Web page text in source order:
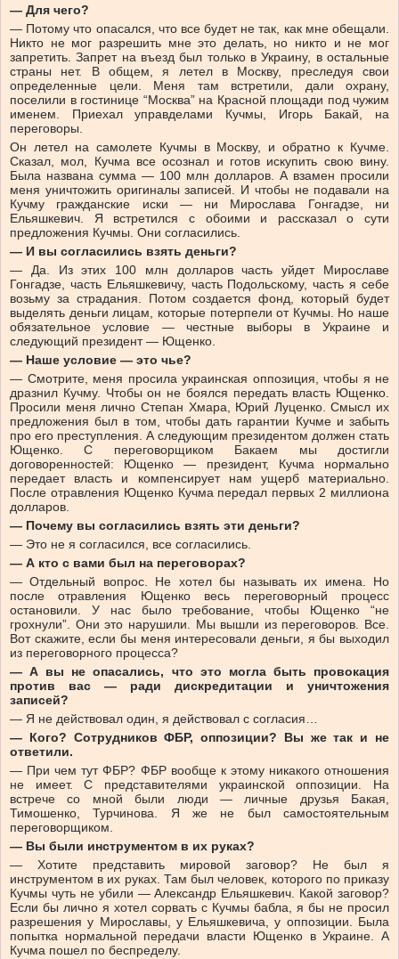
— Для чего?
— Потому что опасался, что все будет не так, как мне обещали.
Никто не мог разрешить мне это делать, но никто и не мог
запретить. Запрет на въезд был только в Украину, в остальные
страны нет. В общем, я летел в Москву, преследуя свои
определенные цели. Меня там встретили, дали охрану,
поселили в гостинице “Москва” на Красной площади под чужим
именем. Приехал управделами Кучмы, Игорь Бакай, на
переговоры.
Он летел на самолете Кучмы в Москву, и обратно к Кучме.
Сказал, мол, Кучма все осознал и готов искупить свою вину.
Была названа сумма — 100 млн долларов. А взамен просили
меня уничтожить оригиналы записей. И чтобы не подавали на
Кучму гражданские иски — ни Мирослава Гонгадзе, ни
Ельяшкевич. Я встретился с обоими и рассказал о сути
предложения Кучмы. Они согласились.
— И вы согласились взять деньги?
— Да. Из этих 100 млн долларов часть уйдет Мирославе
Гонгадзе, часть Ельяшкевичу, часть Подольскому, часть я себе
возьму за страдания. Потом создается фонд, который будет
выделять деньги лицам, которые потерпели от Кучмы. Но наше
обязательное условие — честные выборы в Украине и
следующий президент — Ющенко.
— Наше условие — это чье?
— Смотрите, меня просила украинская оппозиция, чтобы я не
дразнил Кучму. Чтобы он не боялся передать власть Ющенко.
Просили меня лично Степан Хмара, Юрий Луценко. Смысл их
предложения был в том, чтобы дать гарантии Кучме и забыть
про его преступления. А следующим президентом должен стать
Ющенко. С переговорщиком Бакаем мы достигли
договоренностей: Ющенко — президент, Кучма нормально
передает власть и компенсирует нам ущерб материально.
После отравления Ющенко Кучма передал первых 2 миллиона
долларов.
— Почему вы согласились взять эти деньги?
— Это не я согласился, все согласились.
— А кто с вами был на переговорах?
— Отдельный вопрос. Не хотел бы называть их имена. Но
после отравления Ющенко весь переговорный процесс
остановили. У нас было требование, чтобы Ющенко “не
грохнули”. Они это нарушили. Мы вышли из переговоров. Все.
Вот скажите, если бы меня интересовали деньги, я бы выходил
из переговорного процесса?
— А вы не опасались, что это могла быть провокация
против вас — ради дискредитации и уничтожения
записей?
— Я не действовал один, я действовал с согласия…
— Кого? Сотрудников ФБР, оппозиции? Вы же так и не
ответили.
— При чем тут ФБР? ФБР вообще к этому никакого отношения
не имеет. С представителями украинской оппозиции. На
встрече со мной были люди — личные друзья Бакая,
Тимошенко, Турчинова. Я же не был самостоятельным
переговорщиком.
— Вы были инструментом в их руках?
— Хотите представить мировой заговор? Не был я
инструментом в их руках. Там был человек, которого по приказу
Кучмы чуть не убили — Александр Ельяшкевич. Какой заговор?
Если бы лично я хотел сорвать с Кучмы бабла, я бы не просил
разрешения у Мирославы, у Ельяшкевича, у оппозиции. Была
попытка нормальной передачи власти Ющенко в Украине. А
Кучма пошел по беспределу.